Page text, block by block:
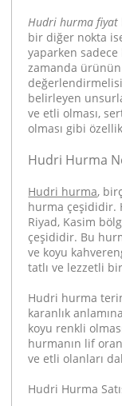
Hudri hurma fiyat
bir diğer nokta
yaparken sadece
zamanda
belirleyen
ve etli olması,
olması gibi
Hudri Hurma
Hudri hurma,
hurma çeşididir.
Riyad, Kasim
çeşididir. Bu
ve koyu
tatlı ve lezzetli
Hudri hurma
karanlık
koyu renkli
hurmanın lif
ve etli olanları
Hudri Hurma